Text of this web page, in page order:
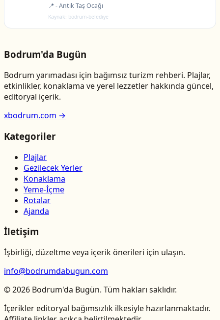
📍 - Antik Taş Ocağı
Kaynak: bodrum-belediye
Bodrum'da Bugün
Bodrum yarımadası için bağımsız turizm rehberi. Plajlar,
etkinlikler, konaklama ve yerel lezzetler hakkında güncel,
editoryal içerik.
xbodrum.com →
Kategoriler
Plajlar
Gezilecek Yerler
Konaklama
Yeme-İçme
Rotalar
Ajanda
İletişim
İşbirliği, düzeltme veya içerik önerileri için ulaşın.
info@bodrumdabugun.com
© 2026 Bodrum'da Bugün. Tüm hakları saklıdır.
İçerikler editoryal bağımsızlık ilkesiyle hazırlanmaktadır.